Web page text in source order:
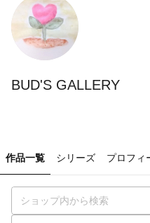
BUD'S GALLERY
作品一覧 シリーズ プロフィ